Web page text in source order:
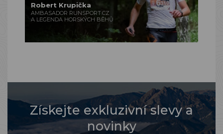
Robert Krupička
AMBASADOR RUNSPORT.CZ
A LEGENDA HORSKÝCH BĚHŮ
Získejte exkluzivní slevy a
novinky